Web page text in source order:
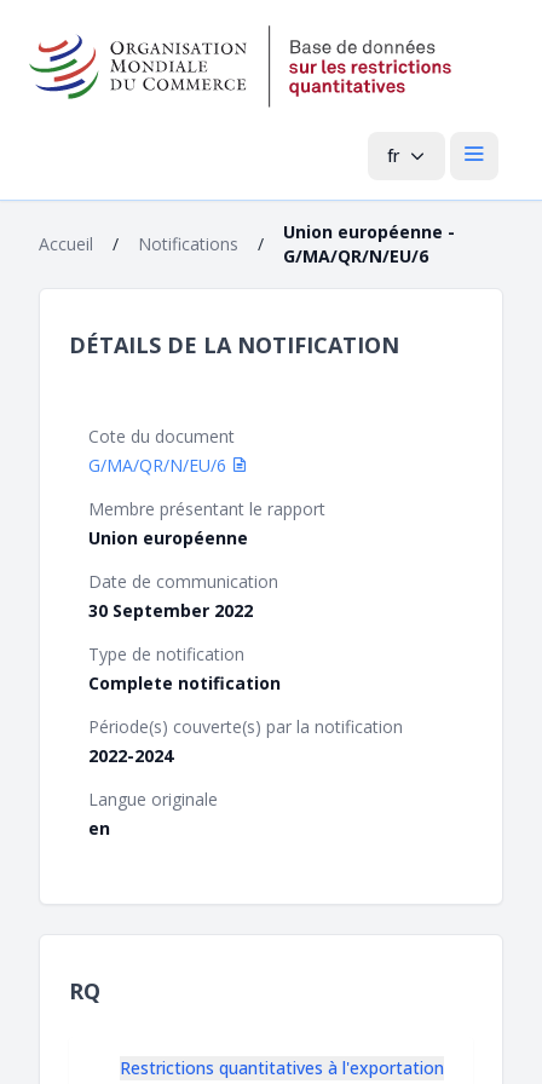
fr Menu
Accueil / Notifications /
Union européenne -
G/MA/QR/N/EU/6
DÉTAILS DE LA NOTIFICATION
Cote du document
G/MA/QR/N/EU/6
Membre présentant le rapport
Union européenne
Date de communication
30 September 2022
Type de notification
Complete notification
Période(s) couverte(s) par la notification
2022-2024
Langue originale
en
RQ
Restrictions quantitatives à l'exportation